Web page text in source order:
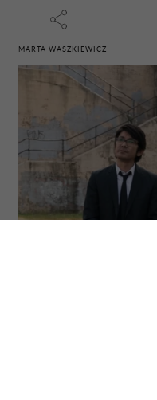
MARTA WASZKIEWICZ